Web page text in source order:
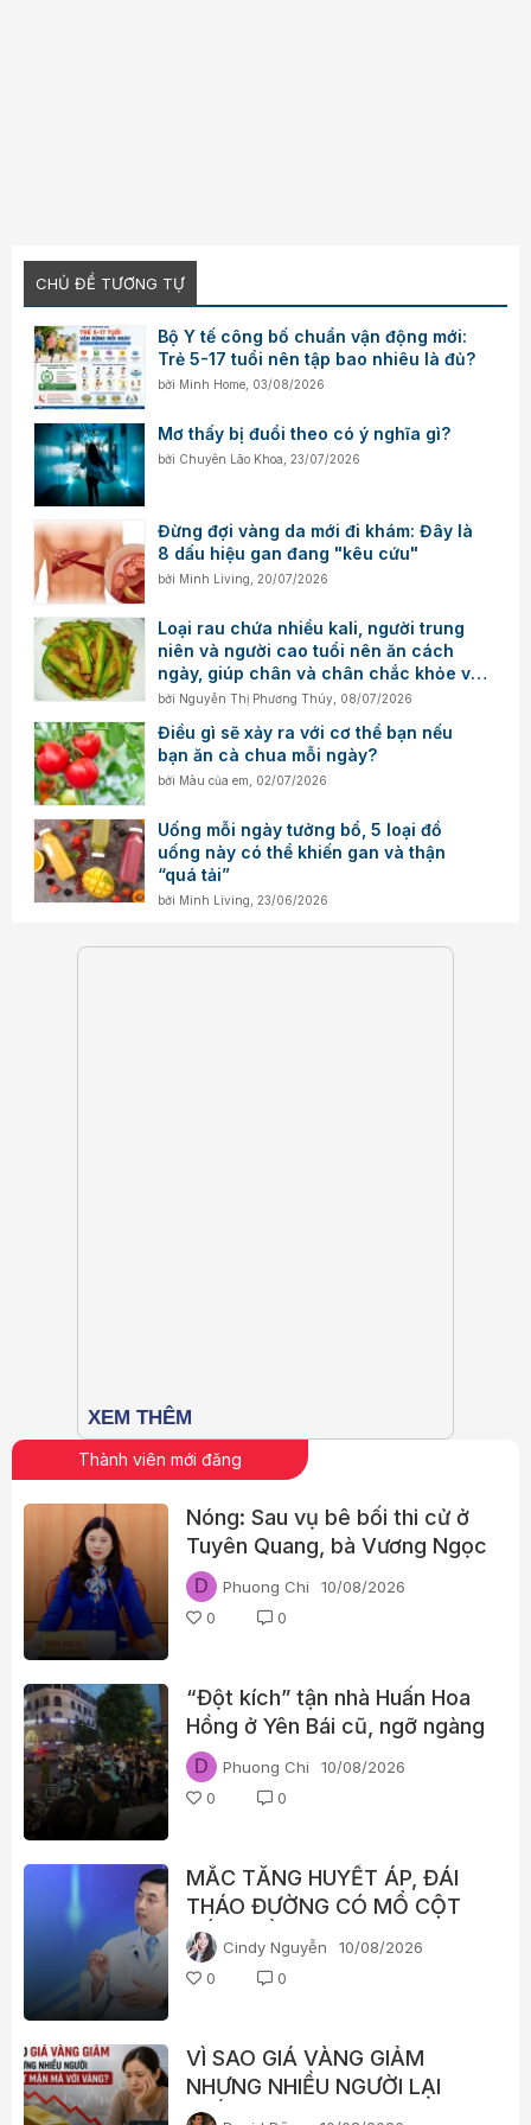
CHỦ ĐỀ TƯƠNG TỰ
Bộ Y tế công bố chuẩn vận động mới:
Trẻ 5-17 tuổi nên tập bao nhiêu là đủ?
bởi Minh Home 03/08/2026
Mơ thấy bị đuổi theo có ý nghĩa gì?
bởi Chuyên Lão Khoa ,23/07/2026
Đừng đợi vàng da mới đi khám: Đây là
8 dấu hiệu gan đang "kêu cứu"
bởi Minh Living ,20/07/2026
Loại rau chứa nhiều kali, người trung
niên và người cao tuổi nên ăn cách
ngày, giúp chân và chân chắc khỏe và
tốt cho gan
bởi Nguyễn Thị Phương Thúy 08/07/2026
Điều gì sẽ xảy ra với cơ thể bạn nếu
bạn ăn cà chua mỗi ngày?
bởi Màu của em 02/07/2026
Uống mỗi ngày tưởng bổ, 5 loại đồ
uống này có thể khiến gan và thận
“quá tải”
bởi Minh Living ,23/06/2026
Thành viên mới đăng
Nóng: Sau vụ bê bối thi cử ở
Tuyên Quang, bà Vương Ngọc
Hà thôi phụ trách lĩnh vực
giáo dục
D Phuong Chi
10/08/2026
0
0
“Đột kích” tận nhà Huấn Hoa
Hồng ở Yên Bái cũ, ngỡ ngàng
những diễn biến sau đó
D Phuong Chi
10/08/2026
0
0
MẮC TĂNG HUYẾT ÁP, ĐÁI
THÁO ĐƯỜNG CÓ MỔ CỘT
SỐNG BẰNG ROBOT ĐƯỢC
KHÔNG?
Cindy Nguyễn
10/08/2026
0
0
VÌ SAO GIÁ VÀNG GIẢM
NHƯNG NHIỀU NGƯỜI LẠI
“HẾT MẶN MÀ” VỚI VÀNG?